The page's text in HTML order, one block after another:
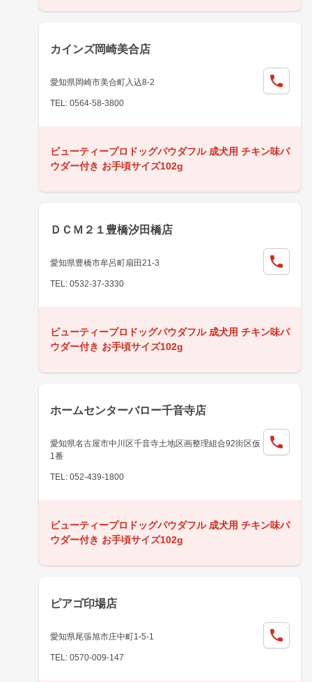
カインズ岡崎美合店
愛知県岡崎市美合町入込8-2
TEL: 0564-58-3800
ビューティープロドッグパウダフル 成犬用 チキン味パ
ウダー付き お手頃サイズ102g
ＤＣＭ２１豊橋汐田橋店
愛知県豊橋市牟呂町扇田21-3
TEL: 0532-37-3330
ビューティープロドッグパウダフル 成犬用 チキン味パ
ウダー付き お手頃サイズ102g
ホームセンターバロー千音寺店
愛知県名古屋市中川区千音寺土地区画整理組合92街区仮
1番
TEL: 052-439-1800
ビューティープロドッグパウダフル 成犬用 チキン味パ
ウダー付き お手頃サイズ102g
ピアゴ印場店
愛知県尾張旭市庄中町1-5-1
TEL: 0570-009-147